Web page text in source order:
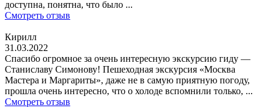
доступна, понятна, что было ...
Смотреть отзыв
Кирилл
31.03.2022
Спасибо огромное за очень интересную экскурсию гиду —
Станиславу Симонову! Пешеходная экскурсия «Москва
Мастера и Маргариты», даже не в самую приятную погоду,
прошла очень интересно, что о холоде вспомнили только, ...
Смотреть отзыв